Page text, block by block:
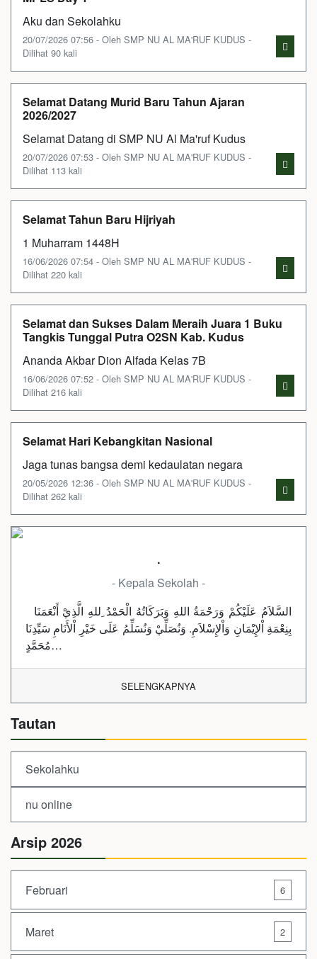
Aku dan Sekolahku
20/07/2026 07:56 - Oleh SMP NU AL MA'RUF KUDUS -
Dilihat 90 kali
Selamat Datang Murid Baru Tahun Ajaran
2026/2027
Selamat Datang di SMP NU Al Ma'ruf Kudus
20/07/2026 07:53 - Oleh SMP NU AL MA'RUF KUDUS -
Dilihat 113 kali
Selamat Tahun Baru Hijriyah
1 Muharram 1448H
16/06/2026 07:54 - Oleh SMP NU AL MA'RUF KUDUS -
Dilihat 220 kali
Selamat dan Sukses Dalam Meraih Juara 1 Buku
Tangkis Tunggal Putra O2SN Kab. Kudus
Ananda Akbar Dion Alfada Kelas 7B
16/06/2026 07:52 - Oleh SMP NU AL MA'RUF KUDUS -
Dilihat 216 kali
Selamat Hari Kebangkitan Nasional
Jaga tunas bangsa demi kedaulatan negara
20/05/2026 12:36 - Oleh SMP NU AL MA'RUF KUDUS -
Dilihat 262 kali
.
- Kepala Sekolah -
بِنِعْمَةِ اْلإِيْمَانِ وَاْلإِسْلاَمِ. وَنُصَلِّيْ وَنُسَلِّمُ عَلَى خَيْرِ اْلأَنَامِ سَيِّدِنَا
مُحَمَّدٍ…
SELENGKAPNYA
Tautan
Sekolahku
nu online
Arsip 2026
Februari 6
Maret 2